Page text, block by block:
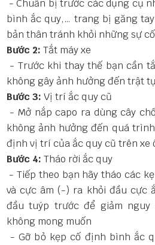
- Chuẩn bị trước các dụng cụ
bình ắc quy,… trang bị găng
bản thân tránh khỏi những sự cố
Bước 2: Tắt máy xe
- Trước khi thay thế bạn cần
không gây ảnh hưởng đến trật
Bước 3: Vị trí ắc quy cũ
- Mở nắp capo ra dùng cây
không ảnh hưởng đến quá
định vị trí của ắc quy cũ trên xe
Bước 4: Tháo rời ắc quy
- Tiếp theo bạn hãy tháo các
và cực âm (-) ra khỏi đầu cực
đầu tuýp trước để giảm
không mong muốn
- Gỡ bỏ kẹp cố định bình ắc